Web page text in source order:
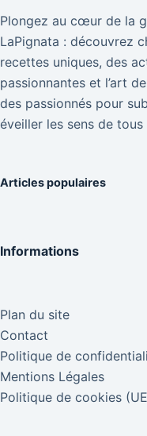
Plongez au cœur de la
LaPignata : découvrez
recettes uniques, des
passionnantes et l’art
des passionnés pour
éveiller les sens de
Articles populaires
Informations
Plan du site
Contact
Politique de
Mentions Légales
Politique de cookies